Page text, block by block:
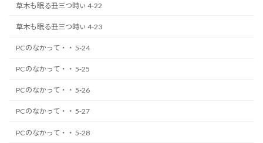
草木も眠る丑三つ時ぃ 4-22
草木も眠る丑三つ時ぃ 4-23
PCのなかって・・ 5-24
PCのなかって・・ 5-25
PCのなかって・・ 5-26
PCのなかって・・ 5-27
PCのなかって・・ 5-28